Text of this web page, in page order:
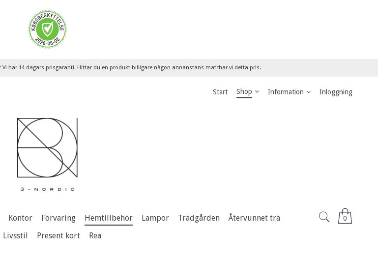
Vi har 14 dagars prisgaranti. Hittar du en produkt billigare någon annanstans matchar vi detta pris.
Start Shop Information Inloggning
0
Kontor Förvaring Hemtillbehör Lampor Trädgården
Återvunnet trä
Livsstil
Present kort Rea